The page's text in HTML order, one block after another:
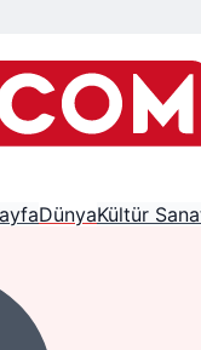
DünyaKültür